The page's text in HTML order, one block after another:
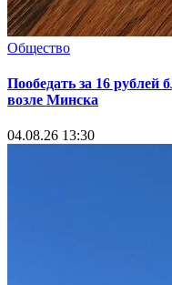
Общество
Пообедать за 16 рублей
возле Минска
04.08.26 13:30